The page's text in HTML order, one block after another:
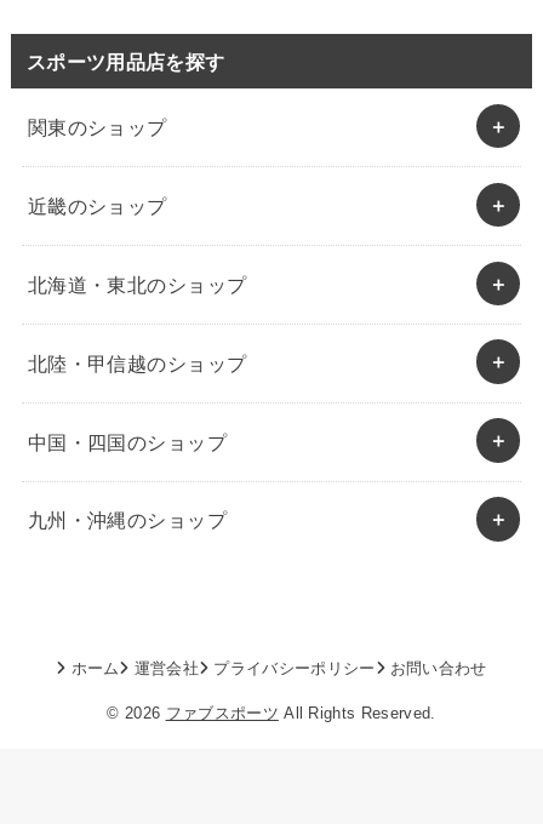
スポーツ用品店を探す
関東のショップ
近畿のショップ
北海道・東北のショップ
北陸・甲信越のショップ
中国・四国のショップ
九州・沖縄のショップ
ホーム 運営会社 プライバシーポリシー お問い合わせ
© 2026 ファブスポーツ All Rights Reserved.